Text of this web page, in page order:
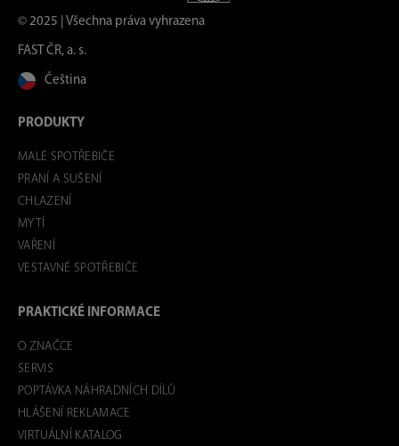
© 2025 | Všechna práva vyhrazena
FAST ČR, a. s.
Čeština
PRODUKTY
MALÉ SPOTŘEBIČE
PRANÍ A SUŠENÍ
CHLAZENÍ
MYTÍ
VAŘENÍ
VESTAVNÉ SPOTŘEBIČE
PRAKTICKÉ INFORMACE
O ZNAČCE
SERVIS
POPTÁVKA NÁHRADNÍCH DÍLŮ
HLÁŠENÍ REKLAMACE
VIRTUÁLNÍ KATALOG